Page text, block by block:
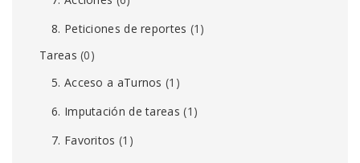
8. Peticiones de reportes (1)
Tareas (0)
5. Acceso a aTurnos (1)
6. Imputación de tareas (1)
7. Favoritos (1)